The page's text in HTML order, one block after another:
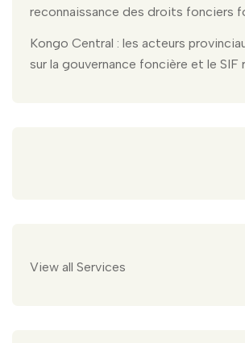
reconnaissance des droits fonciers
Kongo Central : les acteurs
sur la gouvernance foncière et le SIF
View all Services